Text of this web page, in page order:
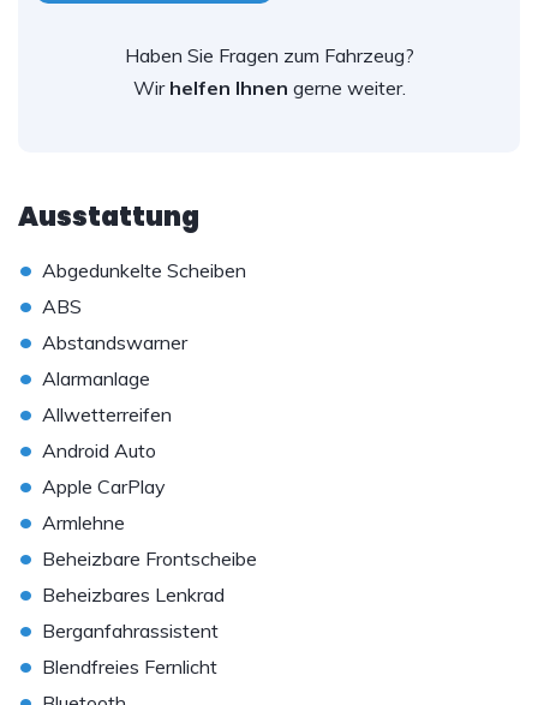
Haben Sie Fragen zum Fahrzeug?
Wir helfen Ihnen gerne weiter.
Ausstattung
• Abgedunkelte Scheiben
• ABS
• Abstandswarner
• Alarmanlage
• Allwetterreifen
• Android Auto
• Apple CarPlay
• Armlehne
• Beheizbare Frontscheibe
• Beheizbares Lenkrad
• Berganfahrassistent
• Blendfreies Fernlicht